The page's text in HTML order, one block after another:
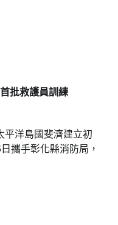
批救護員訓練
平洋島國斐濟建立初
攜手彰化縣消防局，